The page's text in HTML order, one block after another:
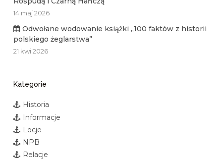
14 maj 2026
Odwołane wodowanie książki „100 faktów z historii
polskiego żeglarstwa”
21 kwi 2026
Kategorie
Historia
Informacje
Locje
NPB
Relacje